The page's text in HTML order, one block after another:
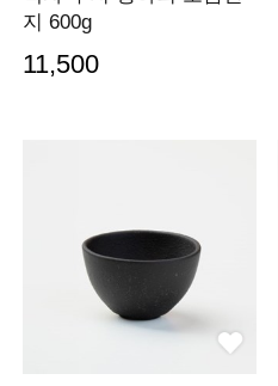
지 600g
11,500